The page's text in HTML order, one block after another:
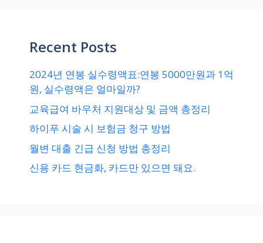
Recent Posts
2024년 연봉 실수령액표:연봉 5000만원과 1억
원, 실수령액은 얼마일까?
교육급여 바우처 지원대상 및 금액 총정리
하이푸 시술 시 보험금 청구 방법
월변 대출 긴급 신청 방법 총정리
신용 카드 현금화, 카드만 있으면 돼요.